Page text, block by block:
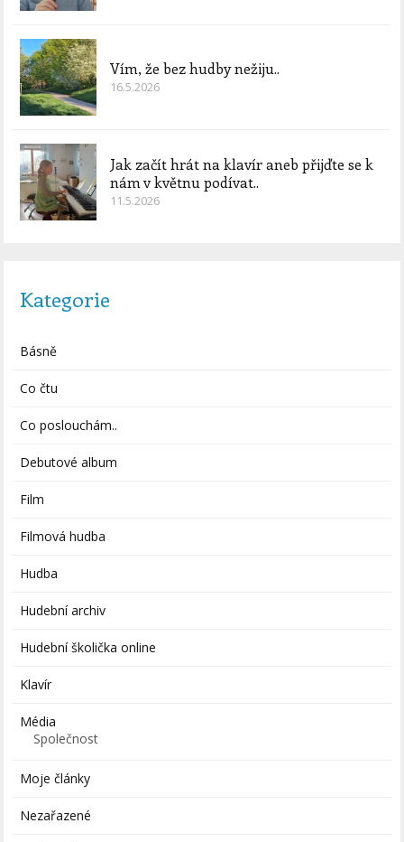
Vím, že bez hudby nežiju..
16.5.2026
Jak začít hrát na klavír aneb přijďte se k
nám v květnu podívat..
11.5.2026
Kategorie
Básně
Co čtu
Co poslouchám..
Debutové album
Film
Filmová hudba
Hudba
Hudební archiv
Hudební školička online
Klavír
Média
Společnost
Moje články
Nezařazené